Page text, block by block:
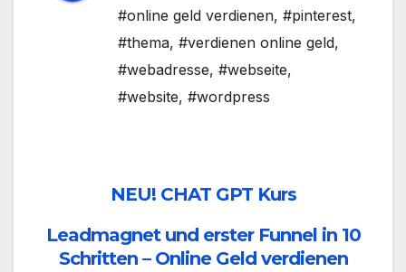
#online geld verdienen, #pinterest,
#thema, #verdienen online geld,
#webadresse, #webseite,
#website, #wordpress
NEU! CHAT GPT Kurs
Leadmagnet und erster Funnel in 10
Schritten – Online Geld verdienen